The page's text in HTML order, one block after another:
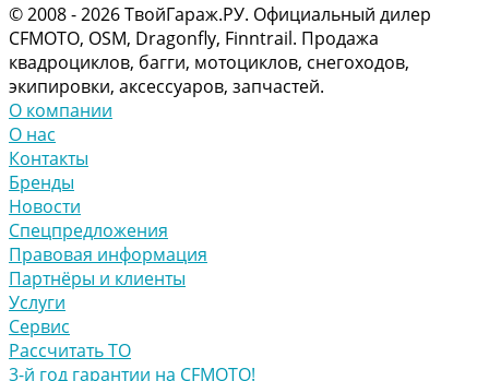
© 2008 - 2026 ТвойГараж.РУ. Официальный дилер
CFMOTO, OSM, Dragonfly, Finntrail. Продажа
квадроциклов, багги, мотоциклов, снегоходов,
экипировки, аксессуаров, запчастей.
О компании
О нас
Контакты
Бренды
Новости
Спецпредложения
Правовая информация
Партнёры и клиенты
Услуги
Сервис
Рассчитать ТО
3-й год гарантии на CFMOTO!